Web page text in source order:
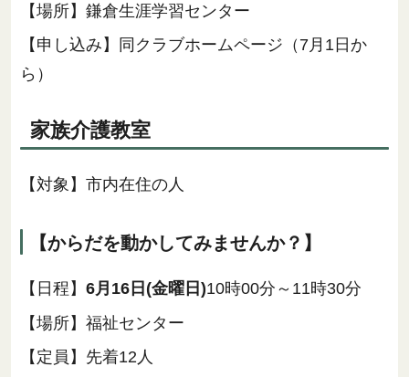
【場所】鎌倉生涯学習センター
【申し込み】同クラブホームページ（7月1日か
ら）
家族介護教室
【対象】市内在住の人
【からだを動かしてみませんか？】
【日程】 6月16日(金曜日)10時00分～11時30分
【場所】福祉センター
【定員】先着12人